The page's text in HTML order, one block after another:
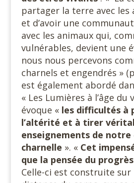
partager la terre avec les
et d’avoir une
avec les animaux qui,
vulnérables, devient une
nous nous percevons
charnels et engendrés »
est également abordé
« Les Lumières à l’âge du
évoque « les difficultés à
l’altérité et à tirer
enseignements de
charnelle ». « Cet
que la pensée du
Celle-ci est construite sur